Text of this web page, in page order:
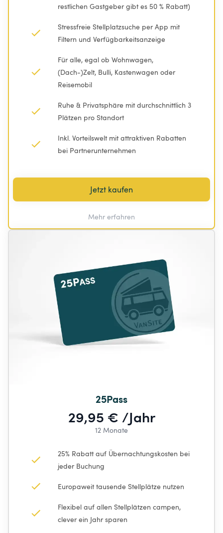
restlichen Gastgeber gibt es 50 % Rabatt)
Stressfreie Stellplatzsuche per App mit
Filtern und Verfügbarkeitsanzeige
Für alle, egal ob Wohnwagen,
(Dach-)Zelt, Bulli, Kastenwagen oder
Reisemobil
Ruhe & Privatsphäre mit durchschnittlich 3
Plätzen pro Standort
Inkl. Vorteilswelt mit attraktiven Rabatten
bei Partnerunternehmen
Jetzt kaufen
Mehr erfahren
25Pass
29,95 € /Jahr
12 Monate
25% Rabatt auf Übernachtungskosten bei
jeder Buchung
Europaweit tausende Stellplätze nutzen
Flexibel auf allen Stellplätzen campen,
clever ein Jahr sparen